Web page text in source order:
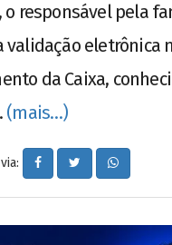
o responsável pela
validação eletrônica
da Caixa,
(mais…)